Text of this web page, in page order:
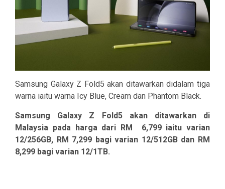
Samsung Galaxy Z Fold5 akan ditawarkan didalam tiga
warna iaitu warna Icy Blue, Cream dan Phantom Black.
Samsung Galaxy Z Fold5 akan ditawarkan di
Malaysia pada harga dari RM 6,799 iaitu varian
12/256GB, RM 7,299 bagi varian 12/512GB dan RM
8,299 bagi varian 12/1TB.